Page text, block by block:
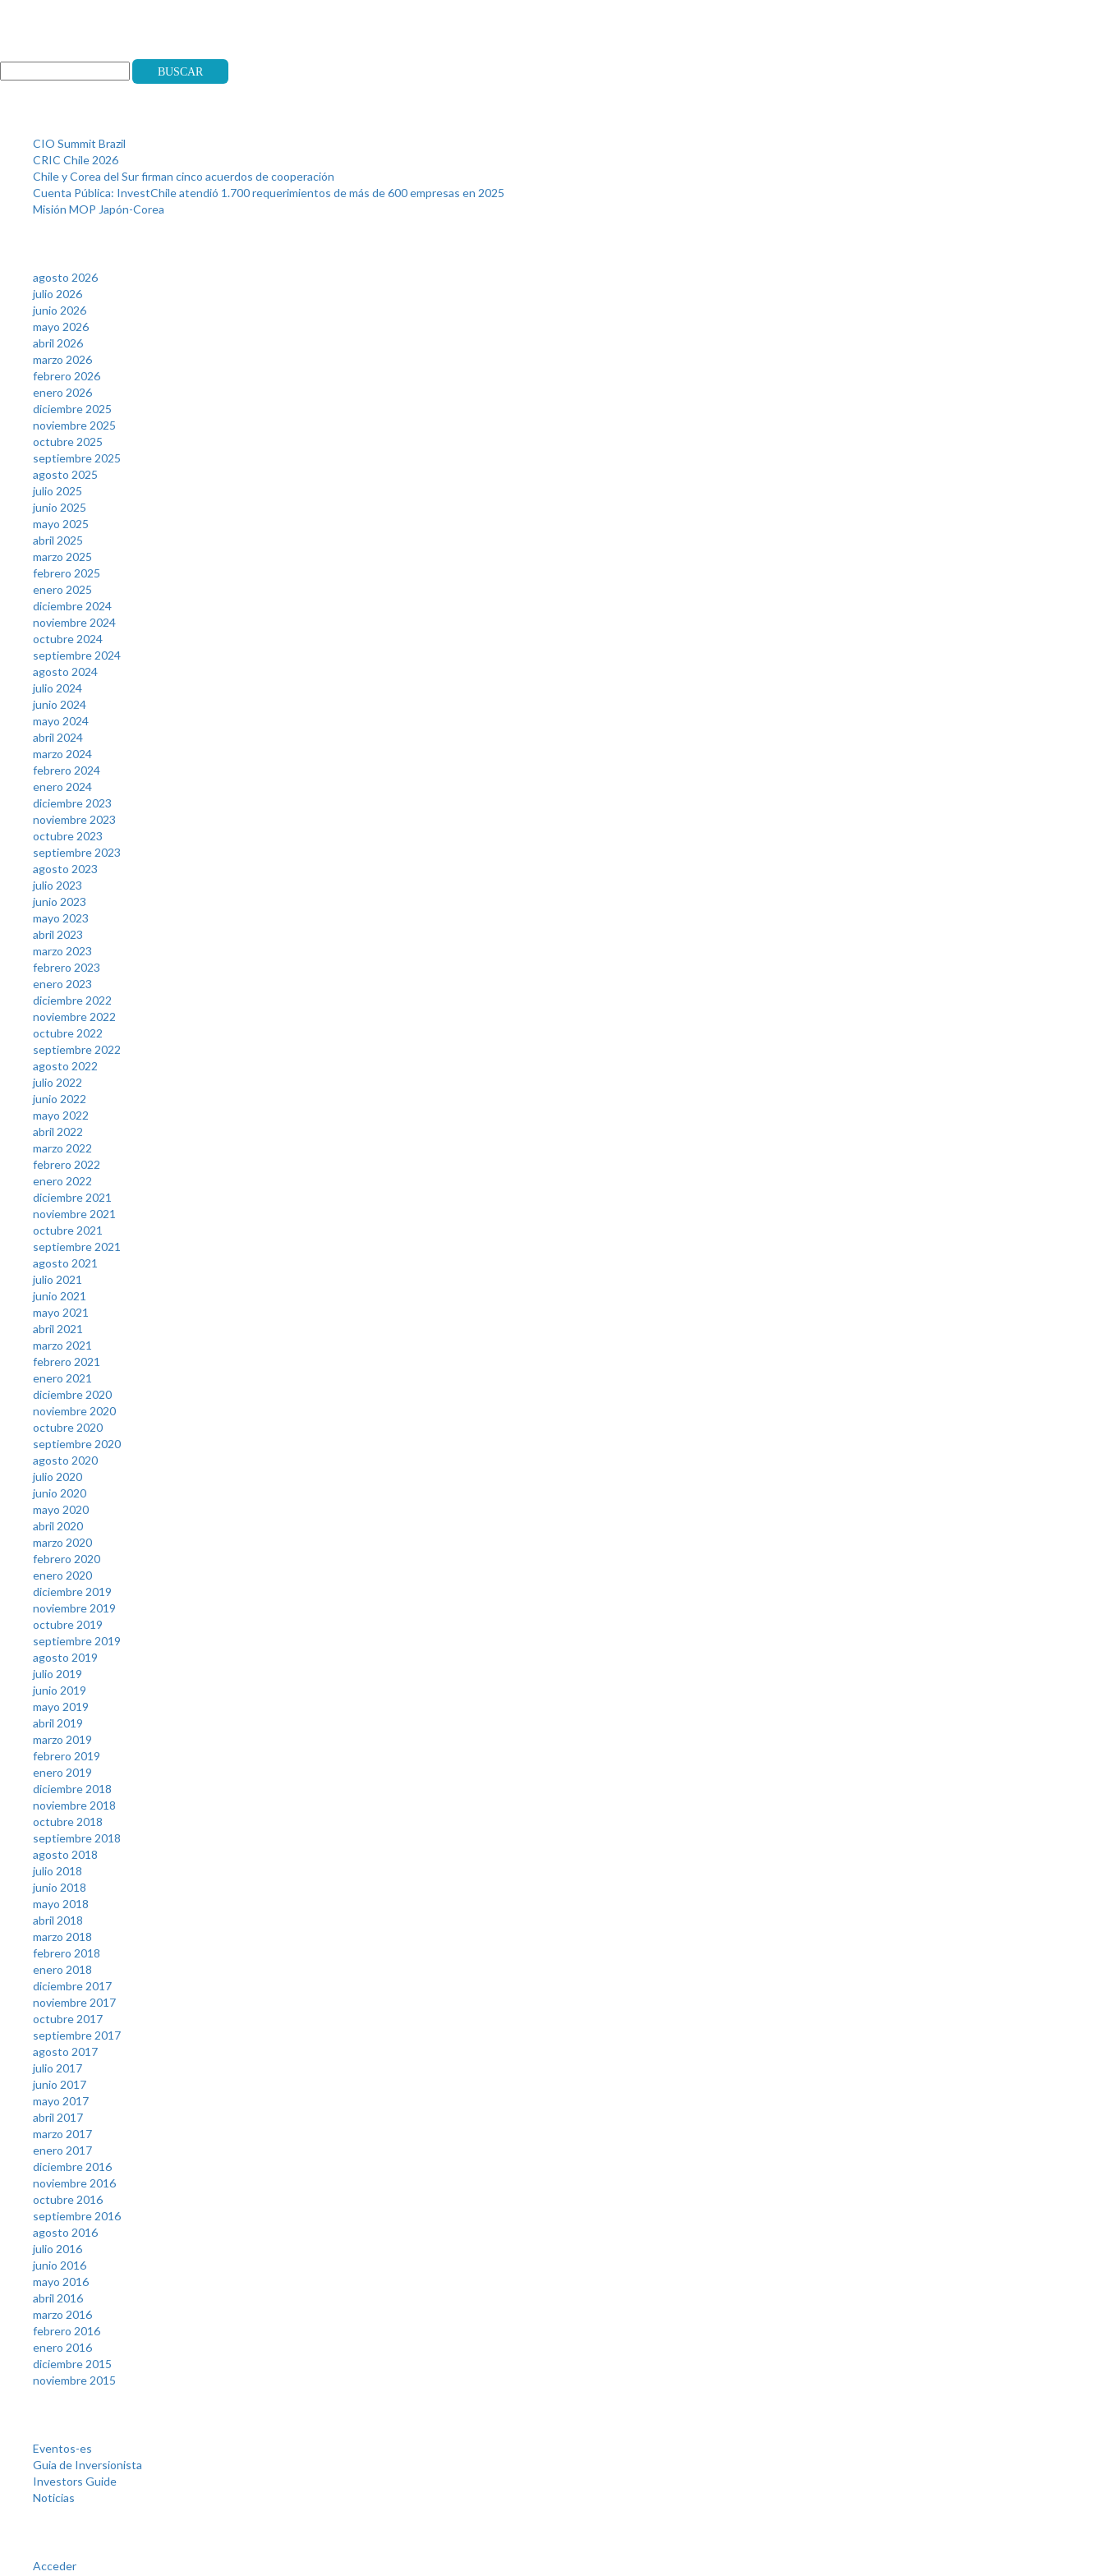
Buscar
CIO Summit Brazil
CRIC Chile 2026
Chile y Corea del Sur firman cinco acuerdos de cooperación
Cuenta Pública: InvestChile atendió 1.700 requerimientos de más de 600 empresas en 2025
Misión MOP Japón-Corea
agosto 2026
julio 2026
junio 2026
mayo 2026
abril 2026
marzo 2026
febrero 2026
enero 2026
diciembre 2025
noviembre 2025
octubre 2025
septiembre 2025
agosto 2025
julio 2025
junio 2025
mayo 2025
abril 2025
marzo 2025
febrero 2025
enero 2025
diciembre 2024
noviembre 2024
octubre 2024
septiembre 2024
agosto 2024
julio 2024
junio 2024
mayo 2024
abril 2024
marzo 2024
febrero 2024
enero 2024
diciembre 2023
noviembre 2023
octubre 2023
septiembre 2023
agosto 2023
julio 2023
junio 2023
mayo 2023
abril 2023
marzo 2023
febrero 2023
enero 2023
diciembre 2022
noviembre 2022
octubre 2022
septiembre 2022
agosto 2022
julio 2022
junio 2022
mayo 2022
abril 2022
marzo 2022
febrero 2022
enero 2022
diciembre 2021
noviembre 2021
octubre 2021
septiembre 2021
agosto 2021
julio 2021
junio 2021
mayo 2021
abril 2021
marzo 2021
febrero 2021
enero 2021
diciembre 2020
noviembre 2020
octubre 2020
septiembre 2020
agosto 2020
julio 2020
junio 2020
mayo 2020
abril 2020
marzo 2020
febrero 2020
enero 2020
diciembre 2019
noviembre 2019
octubre 2019
septiembre 2019
agosto 2019
julio 2019
junio 2019
mayo 2019
abril 2019
marzo 2019
febrero 2019
enero 2019
diciembre 2018
noviembre 2018
octubre 2018
septiembre 2018
agosto 2018
julio 2018
junio 2018
mayo 2018
abril 2018
marzo 2018
febrero 2018
enero 2018
diciembre 2017
noviembre 2017
octubre 2017
septiembre 2017
agosto 2017
julio 2017
junio 2017
mayo 2017
abril 2017
marzo 2017
enero 2017
diciembre 2016
noviembre 2016
octubre 2016
septiembre 2016
agosto 2016
julio 2016
junio 2016
mayo 2016
abril 2016
marzo 2016
febrero 2016
enero 2016
diciembre 2015
noviembre 2015
Eventos-es
Guia de Inversionista
Investors Guide
Noticias
Acceder